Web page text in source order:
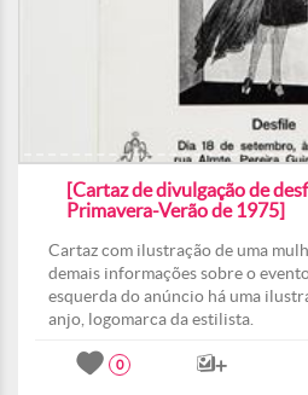
[Cartaz de divulgação de
Primavera-Verão de 1975]
Cartaz com ilustração de uma
demais informações sobre o
esquerda do anúncio há uma
anjo, logomarca da estilista.
0